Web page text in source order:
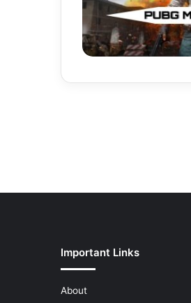
Important Links
About